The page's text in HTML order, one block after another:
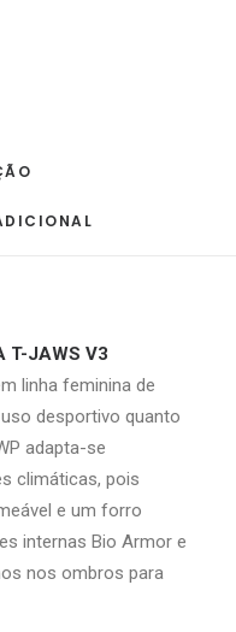
T-JAWS V3
linha feminina de
desportivo quanto
adapta-se
climáticas, pois
e um forro
internas Bio Armor e
nos ombros para